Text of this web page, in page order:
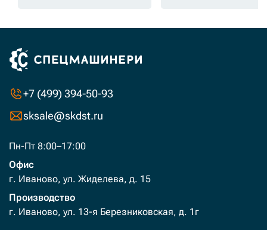
+7 (499) 394-50-93
sksale@skdst.ru
Пн-Пт 8:00–17:00
Офис
г. Иваново, ул. Жиделева, д. 15
Производство
г. Иваново, ул. 13-я Березниковская, д. 1г